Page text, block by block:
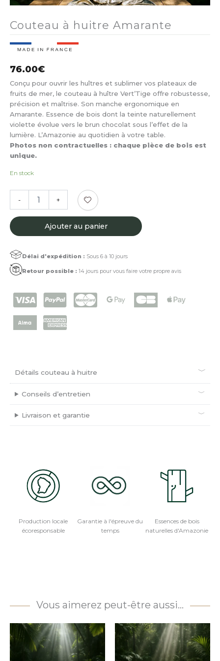
Couteau à huitre Amarante
76.00€
Conçu pour ouvrir les huîtres et sublimer vos plateaux de
fruits de mer, le couteau à huître Vert’Tige offre robustesse,
précision et maîtrise. Son manche ergonomique en
Amarante. Essence de bois dont la teinte naturellement
violette évolue vers le brun chocolat sous l’effet de la
lumière. L’Amazonie au quotidien à votre table.
Photos non contractuelles : chaque pièce de bois est
unique.
En stock
-
à
huitre
+
Ajouter au panier
Délai d'expédition : Sous 6 à 10 jours
Retour possible : 14 jours pour vous faire votre propre avis
Détails couteau à huitre
Conseils d’entretien
Livraison et garantie
Production locale
écoresponsable
Garantie à l'épreuve du
temps
Essences de bois
naturelles d'Amazonie
Vous aimerez peut-être aussi…